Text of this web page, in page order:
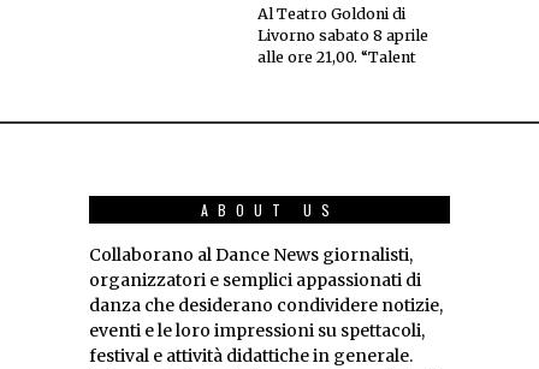
Al Teatro Goldoni di
Livorno sabato 8 aprile
alle ore 21,00. “Talent
ABOUT US
Collaborano al Dance News giornalisti,
organizzatori e semplici appassionati di
danza che desiderano condividere notizie,
eventi e le loro impressioni su spettacoli,
festival e attività didattiche in generale.